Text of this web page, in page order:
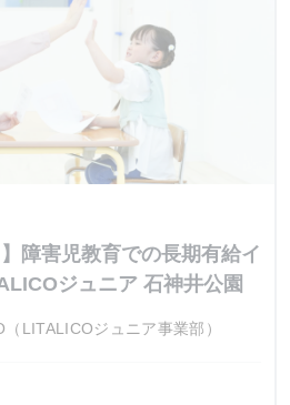
障害児教育での長期有給イ
ジュニア 石神井公園
LITALICOジュニア事業部）